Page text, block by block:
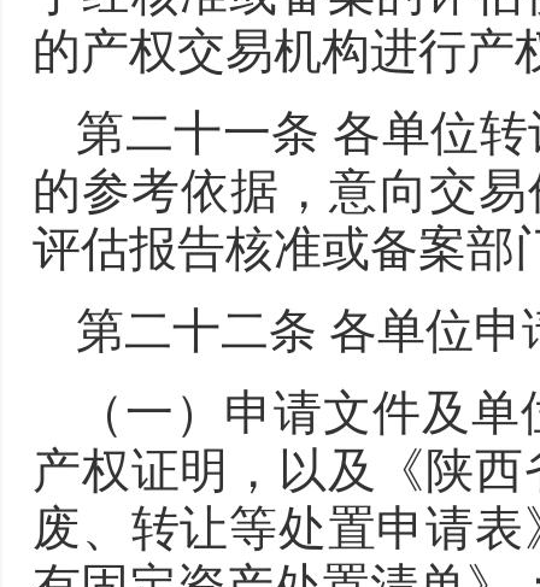
的产权交易机构进行产
第二十一条 各单位
的参考依据，意向交
评估报告核准或备案部
第二十二条 各单位
（一）申请文件及
产权证明，以及《陕
废、转让等处置申请